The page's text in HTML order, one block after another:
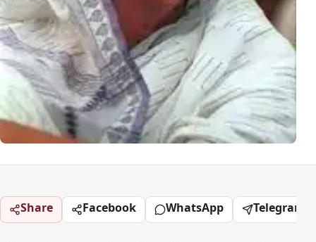
Share Facebook WhatsApp Telegram